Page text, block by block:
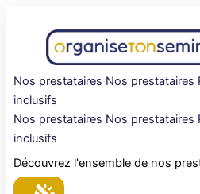
Nos prestataires Nos prestataires
inclusifs
Nos prestataires Nos prestataires
inclusifs
Découvrez l'ensemble de nos